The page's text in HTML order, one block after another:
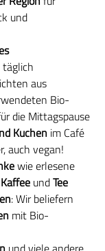
und
aus
Bio-
die Mittagspause
Kuchen im Café
auch vegan!
wie erlesene
Kaffee und Tee
: Wir beliefern
mit Bio-